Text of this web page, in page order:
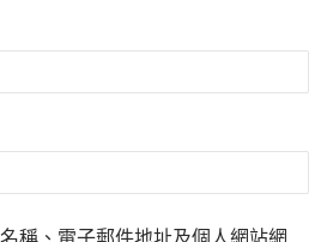
稱、電子郵件地址及個人網站網